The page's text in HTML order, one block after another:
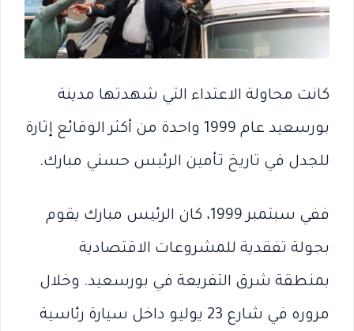
كانت محاولة الاعتداء التي شهدتها مدينة
بورسعيد عام 1999 واحدة من أكثر الوقائع إثارة
للجدل في تاريخ تأمين الرئيس حسني مبارك.
ففي سبتمبر 1999، كان الرئيس مبارك يقوم
بجولة تفقدية للمشروعات الاقتصادية
بمنطقة شرق التفريعة في بورسعيد. وخلال
مروره في شارع 23 يوليو داخل سيارة رئاسية